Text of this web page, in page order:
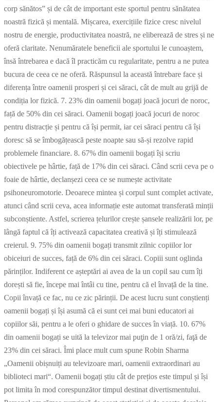
corp sănătos” și de cât de important este sportul pentru sănătatea
noastră fizică și mentală. Mișcarea, exercițiile fizice cresc nivelul
nostru de energie, productivitatea noastră, ne eliberează de stres și ne
oferă claritate. Nenumăratele beneficii ale sportului le cunoaștem,
însă întrebarea e dacă îl practicăm cu regularitate, pentru a ne putea
bucura de ceea ce ne oferă. Răspunsul la această întrebare face și
diferența între oamenii prosperi și cei săraci, cât de mult au grijă de
condiția lor fizică. 7. 23% din oamenii bogați joacă jocuri de noroc,
față de 50% din cei săraci. Oamenii bogați joacă jocuri de noroc
pentru distracție și pentru că își permit, iar cei săraci pentru că își
doresc să se îmbogățească peste noapte sau să-și rezolve rapid
problemele financiare. 8. 67% din oamenii bogați își scriu
obiectivele pe hârtie, față de 17% din cei săraci. Când scrii ceva pe o
foaie de hârtie, declanșezi ceea ce se numește activitate
psihoneuromotorie. Deoarece mintea și corpul sunt complet activate,
atunci când scrii ceva, acea informație este automat transferată minții
subconștiente. Astfel, scrierea țelurilor crește șansele realizării lor, pe
lângă faptul că îți activează capacitatea creativă și îți stimulează
creierul. 9. 75% din oamenii bogați transmit zilnic copiilor lor
obiceiuri de succes, față de 6% din cei săraci. Copiii sunt oglinda
părinților. Indiferent ce așteptări ai avea de la un copil sau cum îți
dorești să fie, începe mai întâi cu tine, pentru că el învață de la tine.
Copii învață ce fac, nu ce zic părinții. De acest lucru sunt conștienți
oamenii bogați și își asumă că ei sunt cei mai buni educatori ai
copiilor săi, pentru a le oferi o ghidare de succes în viață. 10. 67%
din oamenii bogați se uită la televizor mai puţin de 1 oră/zi, faţă de
23% din cei săraci. Îmi place mult cum spune Robin Sharma
„Oamenii obișnuiți au televizoare mari, oamenii extraordinari au
biblioteci mari“. Oamenii bogați știu cât de prețios este timpul și își
pot limita în mod corespunzător timpul destinat divertismentului.